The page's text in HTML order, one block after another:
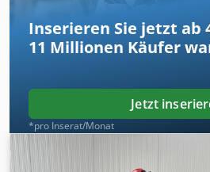
Inserieren Sie jetzt ab
11 Millionen Käufer
Jetzt
*pro Inserat/Monat